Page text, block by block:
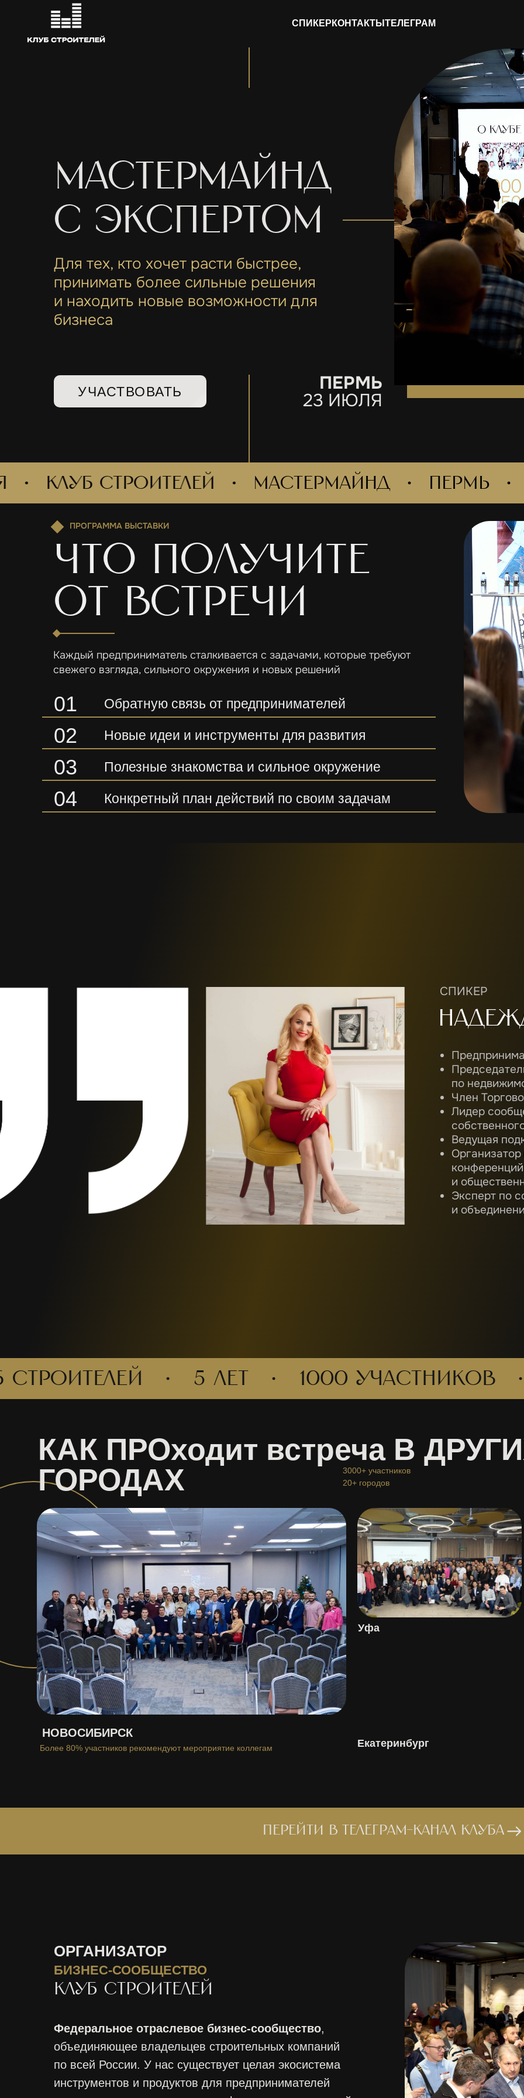
СПИКЕР КОНТАКТЫ ТЕЛЕГРАМ
мастермайнд
с экспертом
Для тех, кто хочет расти быстрее,
принимать более сильные решения
и находить новые возможности для
бизнеса
УЧАСТВОВАТЬ ПЕРМЬ
23 ИЮЛЯ
СТРОИТЕЛЕЙ Мастермайнд пермь 23
ПРОГРАММА ВЫСТАВКИ
что получите
от встречи
Каждый предприниматель сталкивается с задачами, которые требуют
свежего взгляда, сильного окружения и новых решений
04 Конкретный план действий по своим задачам
03 Полезные знакомства и сильное окружение
02 Новые идеи и инструменты для развития
01 Обратную связь от предпринимателей
СПИКЕР
по
Член
Лидер
Ведущая
и
Эксперт по
и
5 лет 1000 участников
КАК ПРОходит встреча В
ГОРОДАХ
Екатеринбург
Уфа
НОВОСИБИРСК
Более 80% участников рекомендуют мероприятие коллегам
3000+ участников
20+ городов
ПЕРЕЙТИ В ТЕЛЕГРАМ-КАНАЛ КЛУБА
ОРГАНИЗАТОР
БИЗНЕС-СООБЩЕСТВО
КЛУБ СТРОИТЕЛЕЙ
Федеральное отраслевое бизнес-сообщество,
объединяющее владельцев строительных компаний
по всей России. У нас существует целая экосистема
инструментов и продуктов для предпринимателей